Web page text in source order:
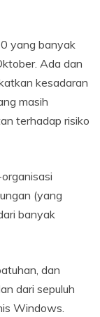
yang banyak
Ada dan
kesadaran
masih
terhadap risiko
(yang
banyak
dan
dari sepuluh
Windows.